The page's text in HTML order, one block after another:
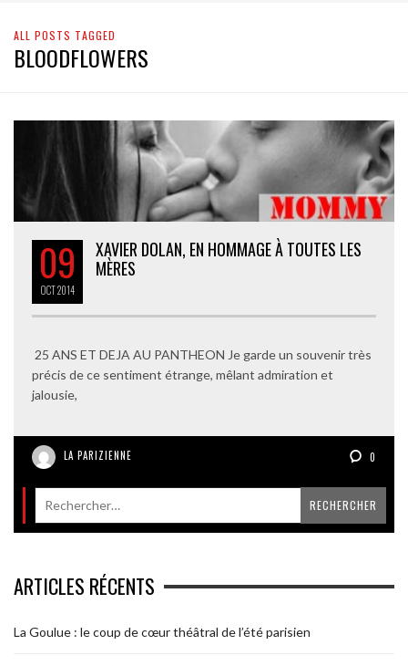
ALL POSTS TAGGED
BLOODFLOWERS
09
OCT2014
XAVIER DOLAN, EN HOMMAGE À TOUTES LES
MÈRES
25 ANS ET DEJA AU PANTHEON Je garde un souvenir très
précis de ce sentiment étrange, mêlant admiration et
jalousie,
LA PARIZIENNE 0
ARTICLES RÉCENTS
La Goulue : le coup de cœur théâtral de l’été parisien